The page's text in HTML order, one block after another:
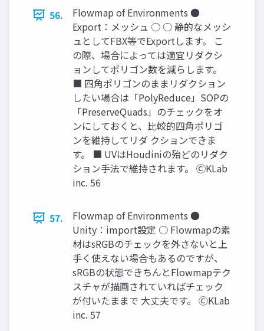
56.
Flowmap of Environments ●
Export：メッシュ ○ ○ 静的なメッシ
ュとしてFBX等でExportします。 こ
の際、場合によっては適宜リダクシ
ョンしてポリゴン数を減らします。
■ 四角ポリゴンのままリダクション
したい場合は「PolyReduce」SOPの
「PreserveQuads」のチェックをオ
ンにしておくと、比較的四角ポリゴ
ンを維持してリダ クションできま
す。 ■ UVはHoudiniの殆どのリダク
ション手法で維持されます。 ⒸKLab
inc. 56
57.
Flowmap of Environments ●
Unity：import設定 ○ Flowmapの素
材はsRGBのチェックを外さないと上
手く使えない場合もあるのですが、
sRGBの状態できちんとFlowmapテク
スチャが描画されていればチェック
が付いたままで 大丈夫です。 ⒸKLab
inc. 57